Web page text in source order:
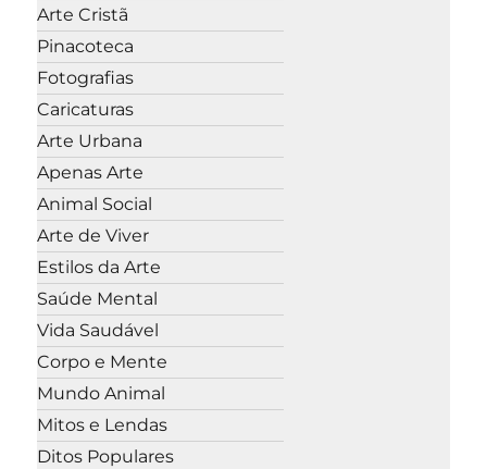
Arte Cristã
Pinacoteca
Fotografias
Caricaturas
Arte Urbana
Apenas Arte
Animal Social
Arte de Viver
Estilos da Arte
Saúde Mental
Vida Saudável
Corpo e Mente
Mundo Animal
Mitos e Lendas
Ditos Populares